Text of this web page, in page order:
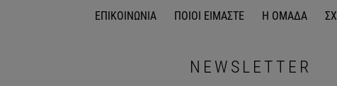
ΕΠΙΚΟΙΝΩΝΙΑ ΠΟΙΟΙ ΕΙΜΑΣΤΕ Η ΟΜΑΔΑ
NEWSLETTER